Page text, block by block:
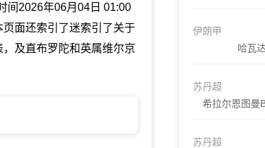
间2026年06月04日 01:00
面还索引了迷索引了关于
及直布罗陀和英属维尔京
伊朗甲
哈瓦
苏丹超
希拉尔恩图曼
苏丹超